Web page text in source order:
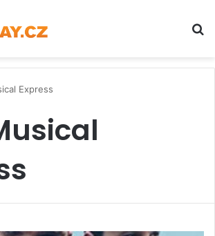
Express